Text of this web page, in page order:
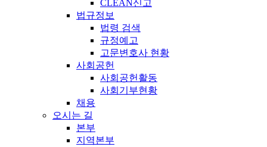
CLEAN신고
법규정보
법령 검색
규정예고
고문변호사 현황
사회공헌
사회공헌활동
사회기부현황
채용
오시는 길
본부
지역본부